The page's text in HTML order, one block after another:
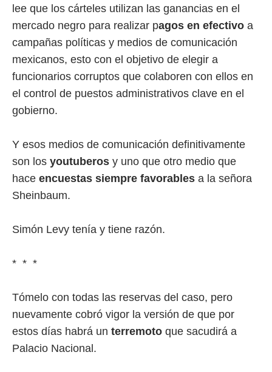
lee que los cárteles utilizan las ganancias en el
mercado negro para realizar pagos en efectivo a
campañas políticas y medios de comunicación
mexicanos, esto con el objetivo de elegir a
funcionarios corruptos que colaboren con ellos en
el control de puestos administrativos clave en el
gobierno.
Y esos medios de comunicación definitivamente
son los youtuberos y uno que otro medio que
hace encuestas siempre favorables a la señora
Sheinbaum.
Simón Levy tenía y tiene razón.
* * *
Tómelo con todas las reservas del caso, pero
nuevamente cobró vigor la versión de que por
estos días habrá un terremoto que sacudirá a
Palacio Nacional.